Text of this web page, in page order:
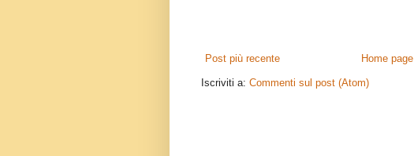
Post più recente Home page
Iscriviti a: Commenti sul post (Atom)